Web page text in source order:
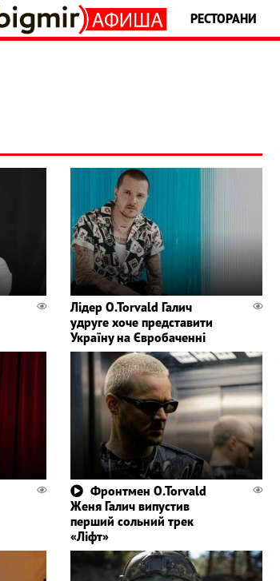
РЕСТОРАНИ
Лідер O.Torvald Галич
удруге хоче представити
Україну на Євробаченні
Фронтмен O.Torvald
Женя Галич випустив
перший сольний трек
«Ліфт»